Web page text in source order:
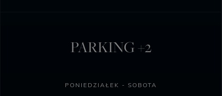
PARKING +2
PONIEDZIAŁEK - SOBOTA